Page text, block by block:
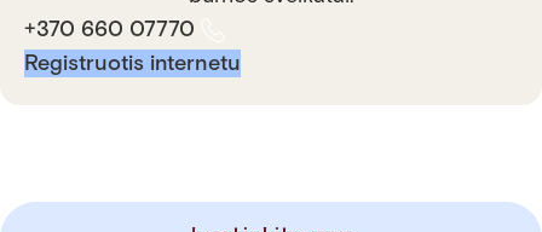
+370 660 07770
Registruotis internetu